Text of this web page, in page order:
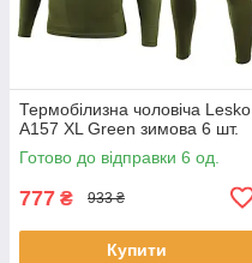
Термобілизна чоловіча Lesko
A157 XL Green зимова 6 шт.
Готово до відправки 6 од.
777 ₴ 933 ₴
Купити